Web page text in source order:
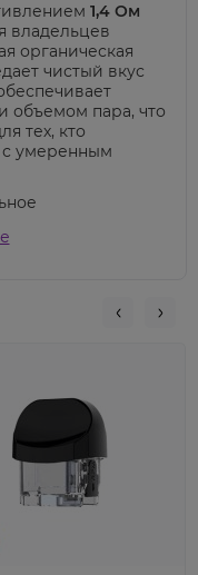
1,4 Ом
владельцев
органическая
чистый вкус
объемом пара, что
тех, кто
с умеренным
вкуса или
Smok Nord,
в обслуживании и
Nord 1.4 ohm
на спирали